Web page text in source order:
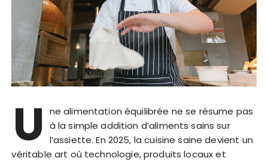
U
ne alimentation équilibrée ne se résume pas
à la simple addition d’aliments sains sur
l’assiette. En 2025, la cuisine saine devient un
véritable art où technologie, produits locaux et